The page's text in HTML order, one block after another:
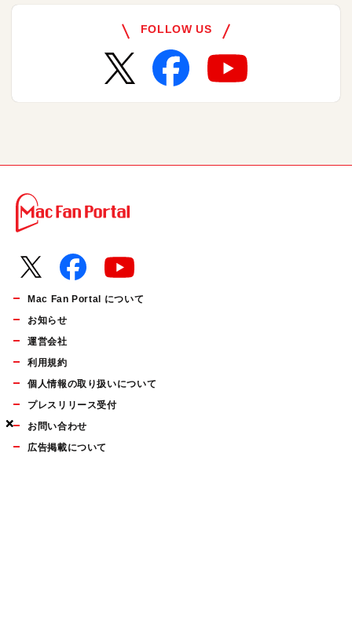
×
×
×
FOLLOW US
Mac Fan Portal について
お知らせ
運営会社
利用規約
個人情報の取り扱いについて
プレスリリース受付
お問い合わせ
広告掲載について